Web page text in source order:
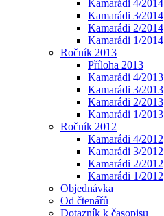
Kamarádi 4/2014
Kamarádi 3/2014
Kamarádi 2/2014
Kamarádi 1/2014
Ročník 2013
Příloha 2013
Kamarádi 4/2013
Kamarádi 3/2013
Kamarádi 2/2013
Kamarádi 1/2013
Ročník 2012
Kamarádi 4/2012
Kamarádi 3/2012
Kamarádi 2/2012
Kamarádi 1/2012
Objednávka
Od čtenářů
Dotazník k časopisu